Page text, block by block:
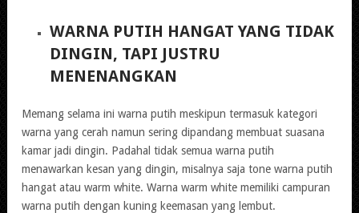
WARNA PUTIH HANGAT YANG TIDAK
DINGIN, TAPI JUSTRU
MENENANGKAN
Memang selama ini warna putih meskipun termasuk kategori
warna yang cerah namun sering dipandang membuat suasana
kamar jadi dingin. Padahal tidak semua warna putih
menawarkan kesan yang dingin, misalnya saja tone warna putih
hangat atau warm white. Warna warm white memiliki campuran
warna putih dengan kuning keemasan yang lembut.